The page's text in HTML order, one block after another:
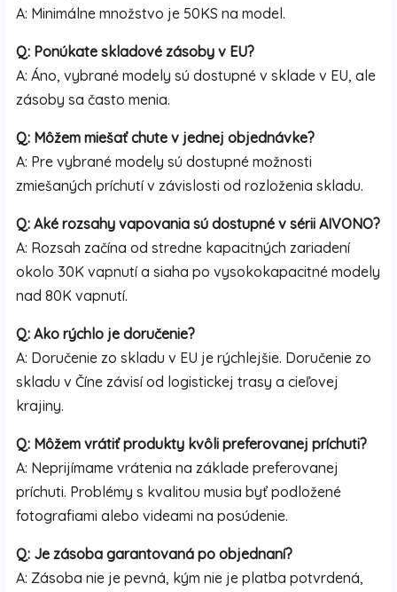
A: Minimálne množstvo je 50KS na model.
Q: Ponúkate skladové zásoby v EU?
A: Áno, vybrané modely sú dostupné v sklade v EU, ale
zásoby sa často menia.
Q: Môžem miešať chute v jednej objednávke?
A: Pre vybrané modely sú dostupné možnosti
zmiešaných príchutí v závislosti od rozloženia skladu.
Q: Aké rozsahy vapovania sú dostupné v sérii AIVONO?
A: Rozsah začína od stredne kapacitných zariadení
okolo 30K vapnutí a siaha po vysokokapacitné modely
nad 80K vapnutí.
Q: Ako rýchlo je doručenie?
A: Doručenie zo skladu v EU je rýchlejšie. Doručenie zo
skladu v Číne závisí od logistickej trasy a cieľovej
krajiny.
Q: Môžem vrátiť produkty kvôli preferovanej príchuti?
A: Neprijímame vrátenia na základe preferovanej
príchuti. Problémy s kvalitou musia byť podložené
fotografiami alebo videami na posúdenie.
Q: Je zásoba garantovaná po objednaní?
A: Zásoba nie je pevná, kým nie je platba potvrdená,